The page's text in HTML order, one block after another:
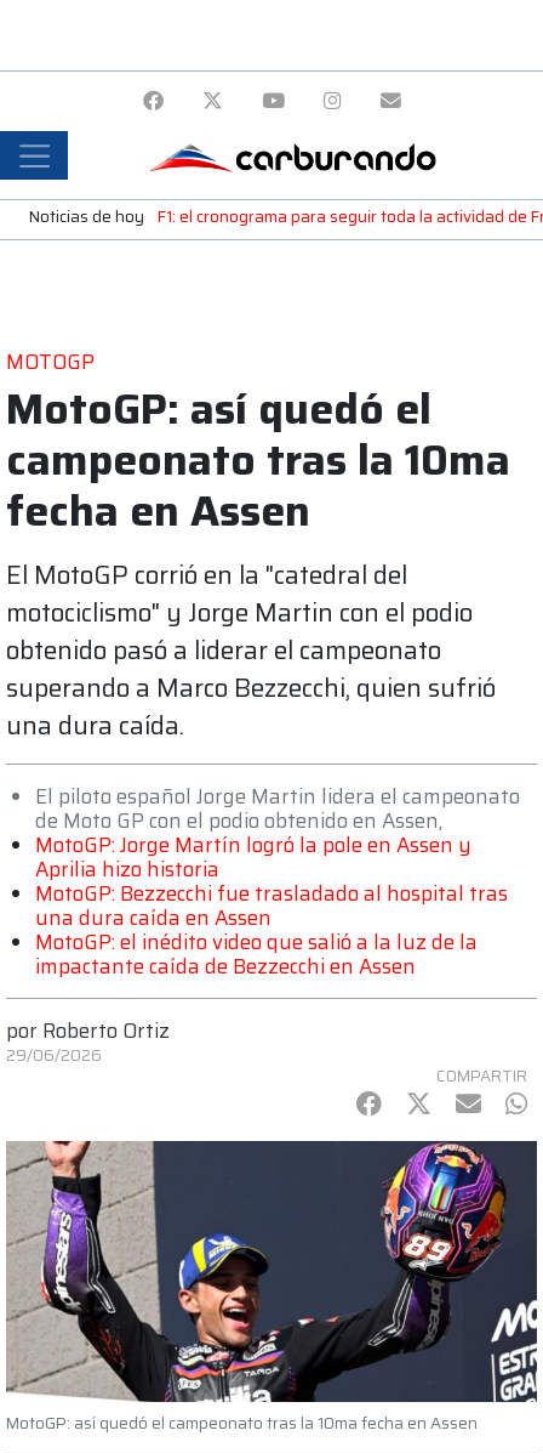
Noticias de hoy F1: el cronograma para seguir toda la actividad de
MOTOGP
MotoGP: así quedó el
campeonato tras la 10ma
fecha en Assen
El MotoGP corrió en la "catedral del
motociclismo" y Jorge Martin con el podio
obtenido pasó a liderar el campeonato
superando a Marco Bezzecchi, quien sufrió
una dura caída.
El piloto español Jorge Martin lidera el campeonato
de Moto GP con el podio obtenido en Assen,
MotoGP: Jorge Martín logró la pole en Assen y
Aprilia hizo historia
MotoGP: Bezzecchi fue trasladado al hospital tras
una dura caída en Assen
MotoGP: el inédito video que salió a la luz de la
impactante caída de Bezzecchi en Assen
por Roberto Ortiz
29/06/2026
COMPARTIR
Facebook
Twitter
mail
MotoGP: así quedó el campeonato tras la 10ma fecha en Assen